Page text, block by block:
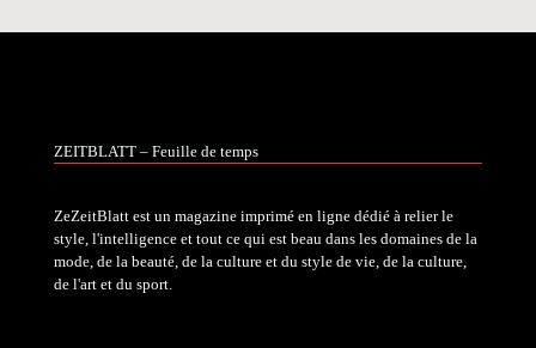
ZEITBLATT – Feuille de temps
ZeZeitBlatt est un magazine imprimé en ligne dédié à relier le
style, l'intelligence et tout ce qui est beau dans les domaines de la
mode, de la beauté, de la culture et du style de vie, de la culture,
de l'art et du sport.